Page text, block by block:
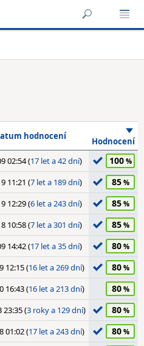
hodnocení
Hodnocení
02:54 (17 let a 42 dní) 100
11:21 (7 let a 189 dní) 85
12:29 (6 let a 243 dní) 85
10:58 (7 let a 301 dní) 85
14:42 (17 let a 35 dní) 80
12:15 (16 let a 269 dní) 80
16:43 (16 let a 213 dní) 80
23:35 (3 roky a 129 dní) 80
01:02 (17 let a 243 dní) 80